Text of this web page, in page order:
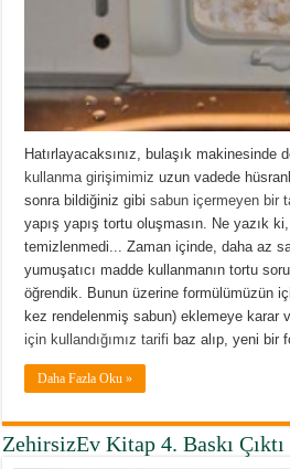
Hatırlayacaksınız, bulaşık makinesinde
kullanma girişimimiz uzun vadede
sonra bildiğiniz gibisabun içermeyen bir
yapış yapış tortu oluşmasın. Ne yazık
temizlenmedi... Zaman içinde, daha az
yumuşatıcı madde kullanmanın tortu
öğrendik. Bunun üzerine formülümüzün
kez rendelenmiş sabun) eklemeye karar
için kullandığımız tarifi baz alıp, yeni bir
Daha Fazla Oku »
ZehirsizEv Kitap 4. Baskı Çıktı